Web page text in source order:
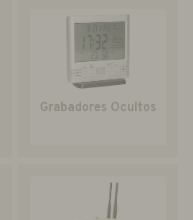
Grabadores Ocultos